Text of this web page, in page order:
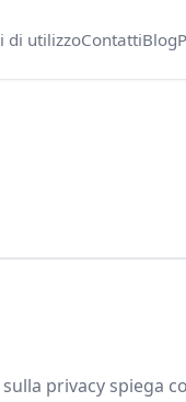
di utilizzoContattiBlog
privacy spiega